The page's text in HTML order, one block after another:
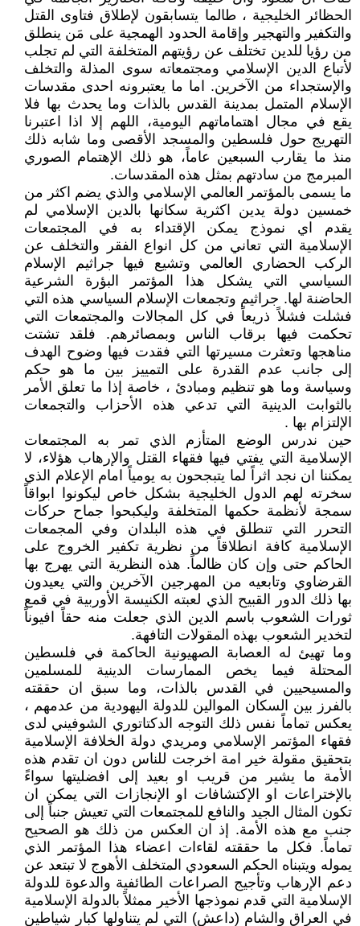
الحظائر الخليجية ، طالما يتسابقون لإطلاق فتاوى القتل
والتكفير والتهجير وإقامة الحدود الهمجية على مَن ينطلق
من رؤيا للدين تختلف عن رؤيتهم المتخلفة التي لم تجلب
لأتباع الدين الإسلامي ومجتمعاته سوى المذلة والتخلف
والإستجداء من الآخرين. اما ما يعتبرونه احدى مقدسات
الإسلام المتمل بمدينة القدس بالذات وما يحدث بها فلا
يقع في مجال اهتماماتهم اليومية، اللهم إلا اذا اعتبرنا
التهريج حول فلسطين والمسجد الأقصى وما شابه ذلك
منذ ما يقارب السبعين عاماً، هو ذلك الإهتمام الصوري
المبرمج من سادتهم بمثل هذه المقدسات.
ما يسمى بالمؤتمر العالمي الإسلامي والذي يضم اكثر من
خمسين دولة يدين اكثرية سكانها بالدين الإسلامي لم
يقدم اي نموذج يمكن الإقتداء به في المجتمعات
الإسلامية التي تعاني من كل انواع الفقر والتخلف عن
الركب الحضاري العالمي وتشيع فيها جراثيم الإسلام
السياسي التي يشكل هذا المؤتمر البؤرة الشرعية
الحاضنة لها. جراثيم وتجمعات الإسلام السياسي هذه التي
فشلت فشلاً ذريعاً في كل المجالات والمجتمعات التي
تحكمت فيها برقاب الناس وبمصائرهم. فلقد تشتت
مناهجها وتعثرت مسيرتها التي فقدت فيها وضوح الهدف
إلى جانب عدم القدرة على التمييز بين ما هو حكم
وسياسة وما هو تنظيم ومبادئ ، خاصة إذا ما تعلق الأمر
بالثوابت الدينية التي تدعي هذه الأحزاب والتجمعات
الإلتزام بها .
حين ندرس الوضع المتأزم الذي تمر به المجتمعات
الإسلامية التي يفتي فيها فقهاء القتل والإرهاب هؤلاء، لا
يمكننا ان نجد اثراً لما يتبجحون به يومياً امام الإعلام الذي
سخرته لهم الدول الخليجية بشكل خاص ليكونوا ابواقاً
سمجة لأنظمة حكمها المتخلفة وليكبحوا جماح حركات
التحرر التي تنطلق في هذه البلدان وفي المجمعات
الإسلامية كافة انطلاقاً من نظرية تكفير الخروج على
الحاكم حتى وإن كان ظالماً. هذه النظرية التي يهرج بها
القرضاوي وتابعيه من المهرجين الآخرين والتي يعيدون
بها ذلك الدور القبيح الذي لعبته الكنيسة الأوربية في قمع
ثورات الشعوب باسم الدين الذي جعلت منه حقاً افيوناً
لتخدير الشعوب بهذه المقولات التافهة.
وما تهيئ له العصابة الصهيونية الحاكمة في فلسطين
المحتلة فيما يخص الممارسات الدينية للمسلمين
والمسيحيين في القدس بالذات، وما سبق ان حققته
بالفرز بين السكان الموالين للدولة اليهودية من عدمهم ،
يعكس تماماً نفس ذلك التوجه الدكتاتوري الشوفيني لدى
فقهاء المؤتمر الإسلامي ومريدي دولة الخلافة الإسلامية
بتحقيق مقولة خير امة اخرجت للناس دون ان تقدم هذه
الأمة ما يشير من قريب او بعيد إلى افضليتها سواءً
بالإختراعات او الإكتشافات او الإنجازات التي يمكن ان
تكون المثال الجيد والنافع للمجتمعات التي تعيش جنباً إلى
جنب مع هذه الأمة. إذ ان العكس من ذلك هو الصحيح
تماماً. فكل ما حققته لقاءات اعضاء هذا المؤتمر الذي
يموله ويتبناه الحكم السعودي المتخلف الأهوج لا تبتعد عن
دعم الإرهاب وتأجيج الصراعات الطائفية والدعوة للدولة
الإسلامية التي قدم نموذجها الأخير ممثلاً بالدولة الإسلامية
في العراق والشام (داعش) التي لم يتناولها كبار شياطين